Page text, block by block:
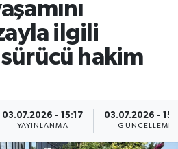
ilgili
hakim
03.07.2026 - 15:17
YAYINLANMA
03.07.2026 -
GÜNCELLEME